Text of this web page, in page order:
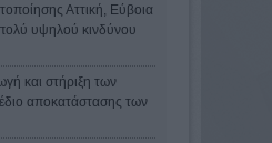
Αττική, Εύβοια
υψηλού κινδύνου
και στήριξη των
αποκατάστασης των